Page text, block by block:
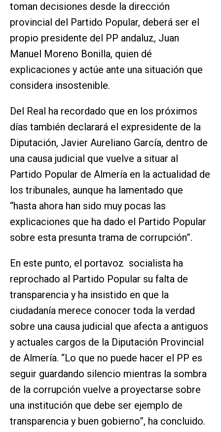
toman decisiones desde la dirección
provincial del Partido Popular, deberá ser el
propio presidente del PP andaluz, Juan
Manuel Moreno Bonilla, quien dé
explicaciones y actúe ante una situación que
considera insostenible.
Del Real ha recordado que en los próximos
días también declarará el expresidente de la
Diputación, Javier Aureliano García, dentro de
una causa judicial que vuelve a situar al
Partido Popular de Almería en la actualidad de
los tribunales, aunque ha lamentado que
“hasta ahora han sido muy pocas las
explicaciones que ha dado el Partido Popular
sobre esta presunta trama de corrupción”.
En este punto, el portavoz socialista ha
reprochado al Partido Popular su falta de
transparencia y ha insistido en que la
ciudadanía merece conocer toda la verdad
sobre una causa judicial que afecta a antiguos
y actuales cargos de la Diputación Provincial
de Almería. “Lo que no puede hacer el PP es
seguir guardando silencio mientras la sombra
de la corrupción vuelve a proyectarse sobre
una institución que debe ser ejemplo de
transparencia y buen gobierno”, ha concluido.